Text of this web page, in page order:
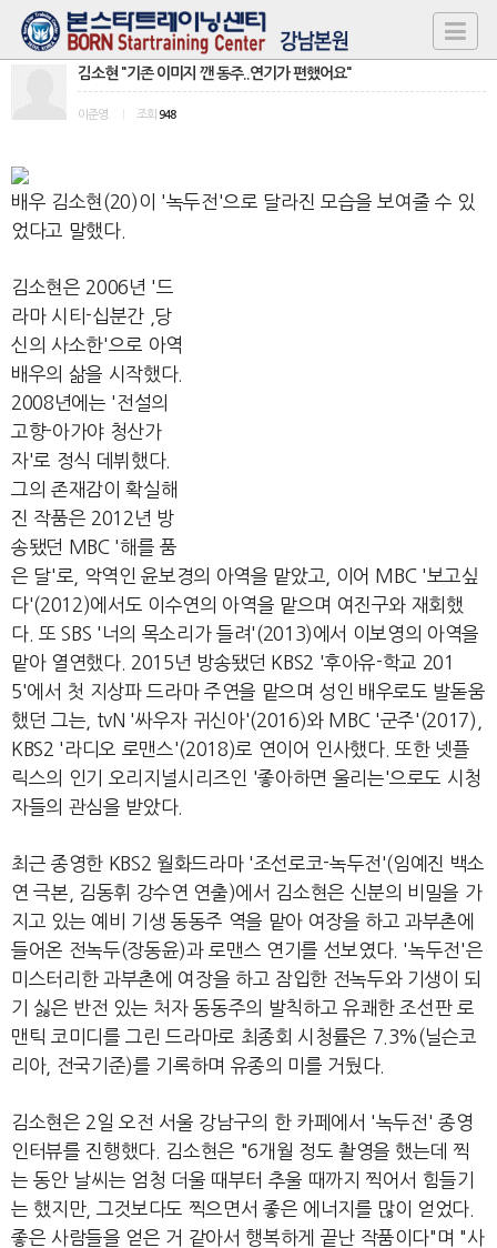
김소현 "기존 이미지 깬 동주..연기가 편했어요"
이준영. 조회 948
배우 김소현(20)이 '녹두전'으로 달라진 모습을 보여줄 수 있
었다고 말했다.
김소현은 2006년 '드
라마 시티-십분간 ,당
신의 사소한'으로 아역
배우의 삶을 시작했다.
2008년에는 '전설의
고향-아가야 청산가
자'로 정식 데뷔했다.
그의 존재감이 확실해
진 작품은 2012년 방
송됐던 MBC '해를 품
은 달'로, 악역인 윤보경의 아역을 맡았고, 이어 MBC '보고싶
다'(2012)에서도 이수연의 아역을 맡으며 여진구와 재회했
다. 또 SBS '너의 목소리가 들려'(2013)에서 이보영의 아역을
맡아 열연했다. 2015년 방송됐던 KBS2 '후아유-학교 201
5'에서 첫 지상파 드라마 주연을 맡으며 성인 배우로도 발돋움
했던 그는, tvN '싸우자 귀신아'(2016)와 MBC '군주'(2017),
KBS2 '라디오 로맨스'(2018)로 연이어 인사했다. 또한 넷플
릭스의 인기 오리지널시리즈인 '좋아하면 울리는'으로도 시청
자들의 관심을 받았다.
최근 종영한 KBS2 월화드라마 '조선로코-녹두전'(임예진 백소
연 극본, 김동휘 강수연 연출)에서 김소현은 신분의 비밀을 가
지고 있는 예비 기생 동동주 역을 맡아 여장을 하고 과부촌에
들어온 전녹두(장동윤)과 로맨스 연기를 선보였다. '녹두전'은
미스터리한 과부촌에 여장을 하고 잠입한 전녹두와 기생이 되
기 싫은 반전 있는 처자 동동주의 발칙하고 유쾌한 조선판 로
맨틱 코미디를 그린 드라마로 최종회 시청률은 7.3%(닐슨코
리아, 전국기준)를 기록하며 유종의 미를 거뒀다.
김소현은 2일 오전 서울 강남구의 한 카페에서 '녹두전' 종영
인터뷰를 진행했다. 김소현은 "6개월 정도 촬영을 했는데 찍
는 동안 날씨는 엄청 더울 때부터 추울 때까지 찍어서 힘들기
는 했지만, 그것보다도 찍으면서 좋은 에너지를 많이 얻었다.
좋은 사람들을 얻은 거 같아서 행복하게 끝난 작품이다"며 "사